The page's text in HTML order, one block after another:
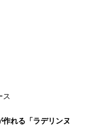
ス
れる「ラデリンヌ